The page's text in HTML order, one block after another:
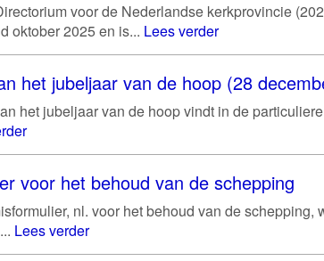
voor de Nederlandse kerkprovincie
oktober 2025 en is... Lees verder
het jubeljaar van de hoop (28
het jubeljaar van de hoop vindt in de
voor het behoud van de schepping
nl. voor het behoud van de
Lees verder